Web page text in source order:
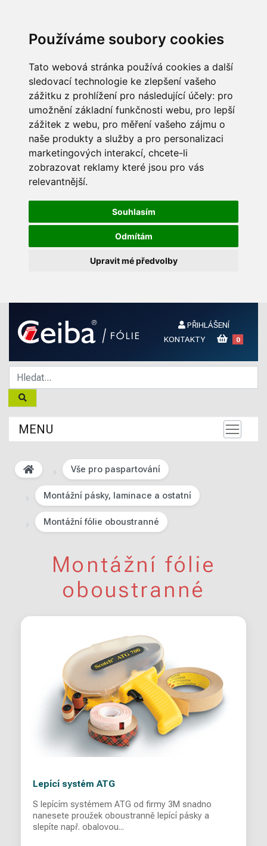
Používáme soubory cookies
Tato webová stránka používá cookies a další
sledovací technologie ke zlepšení vašeho
zážitku z prohlížení pro následující účely: pro
umožnění základní funkčnosti webu, pro lepší
zážitek z webu, pro měření vašeho zájmu o
naše produkty a služby a pro personalizaci
marketingových interakcí, chcete-li
zobrazovat reklamy které jsou pro vás
relevantnější.
Souhlasím
Odmítám
Upravit mé předvolby
PŘIHLÁŠENÍ
KONTAKTY
0
MENU
Vše pro paspartování
Montážní pásky, laminace a ostatní
Montážní fólie oboustranné
Montážní fólie
oboustranné
Lepící systém ATG
S lepícím systémem ATG od firmy 3M snadno
nanesete proužek oboustranně lepící pásky a
slepíte např. obalovou...